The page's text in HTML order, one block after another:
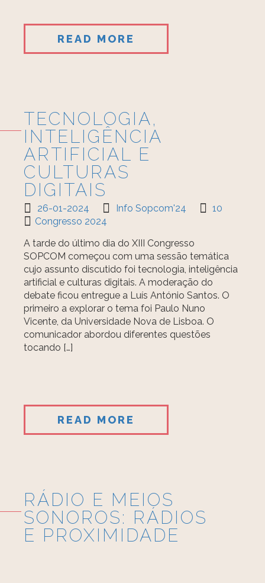
READ MORE
TECNOLOGIA,
INTELIGÊNCIA
ARTIFICIAL E
CULTURAS
DIGITAIS
26-01-2024 Info Sopcom'24
10
Congresso 2024
A tarde do último dia do XIII Congresso
SOPCOM começou com uma sessão temática
cujo assunto discutido foi tecnologia, inteligência
artificial e culturas digitais. A moderação do
debate ficou entregue a Luís António Santos. O
primeiro a explorar o tema foi Paulo Nuno
Vicente, da Universidade Nova de Lisboa. O
comunicador abordou diferentes questões
tocando […]
READ MORE
RÁDIO E MEIOS
SONOROS: RÁDIOS
E PROXIMIDADE